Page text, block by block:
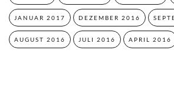
JANUAR 2017 DEZEMBER 2016
AUGUST 2016 JULI 2016 APRIL 2016